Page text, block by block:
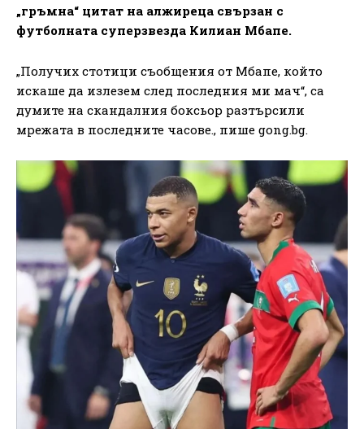
„гръмна“ цитат на алжиреца свързан с
футболната суперзвезда Килиан Мбапе.
„Получих стотици съобщения от Мбапе, който
искаше да излезем след последния ми мач“, са
думите на скандалния боксьор разтърсили
мрежата в последните часове., пише gong.bg.